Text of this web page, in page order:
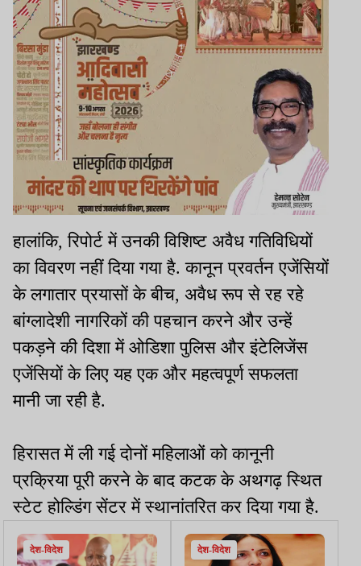
हालांकि, रिपोर्ट में उनकी विशिष्ट अवैध गतिविधियों
का विवरण नहीं दिया गया है. कानून प्रवर्तन एजेंसियों
के लगातार प्रयासों के बीच, अवैध रूप से रह रहे
बांग्लादेशी नागरिकों की पहचान करने और उन्हें
पकड़ने की दिशा में ओडिशा पुलिस और इंटेलिजेंस
एजेंसियों के लिए यह एक और महत्वपूर्ण सफलता
मानी जा रही है.
हिरासत में ली गई दोनों महिलाओं को कानूनी
प्रक्रिया पूरी करने के बाद कटक के अथगढ़ स्थित
स्टेट होल्डिंग सेंटर में स्थानांतरित कर दिया गया है.
देश-विदेश देश-विदेश